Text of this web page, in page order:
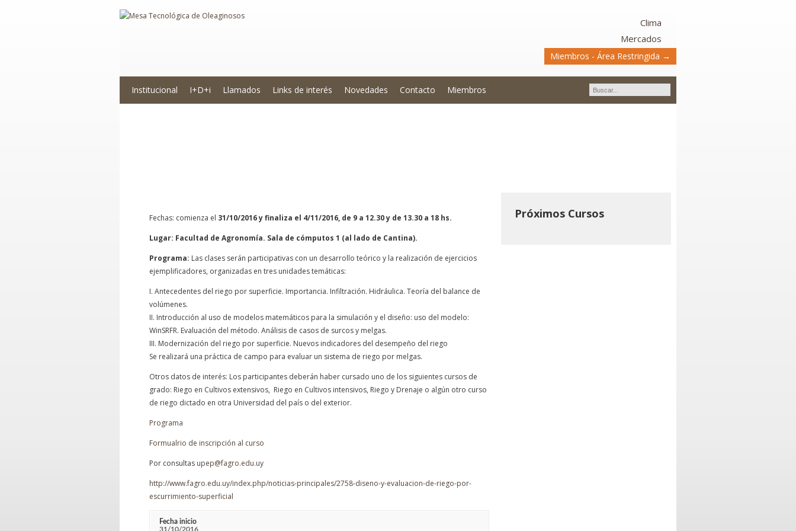
Clima
Mercados
Miembros - Área Restringida →
Institucional I+D+i Llamados Links de interés Novedades Contacto Miembros
Fechas: comienza el 31/10/2016 y finaliza el 4/11/2016, de 9 a 12.30 y de 13.30 a 18 hs.
Lugar: Facultad de Agronomía. Sala de cómputos 1 (al lado de Cantina).
Programa: Las clases serán participativas con un desarrollo teórico y la realización de ejercicios
ejemplificadores, organizadas en tres unidades temáticas:
I. Antecedentes del riego por superficie. Importancia. Infiltración. Hidráulica. Teoría del balance de
volúmenes.
II. Introducción al uso de modelos matemáticos para la simulación y el diseño: uso del modelo:
WinSRFR. Evaluación del método. Análisis de casos de surcos y melgas.
III. Modernización del riego por superficie. Nuevos indicadores del desempeño del riego
Se realizará una práctica de campo para evaluar un sistema de riego por melgas.
Otros datos de interés: Los participantes deberán haber cursado uno de los siguientes cursos de
grado: Riego en Cultivos extensivos, Riego en Cultivos intensivos, Riego y Drenaje o algún otro curso
de riego dictado en otra Universidad del país o del exterior.
Programa
Formualrio de inscripción al curso
Por consultas upep@fagro.edu.uy
http://www.fagro.edu.uy/index.php/noticias-principales/2758-diseno-y-evaluacion-de-riego-por-
escurrimiento-superficial
Fecha inicio
31/10/2016
Próximos Cursos